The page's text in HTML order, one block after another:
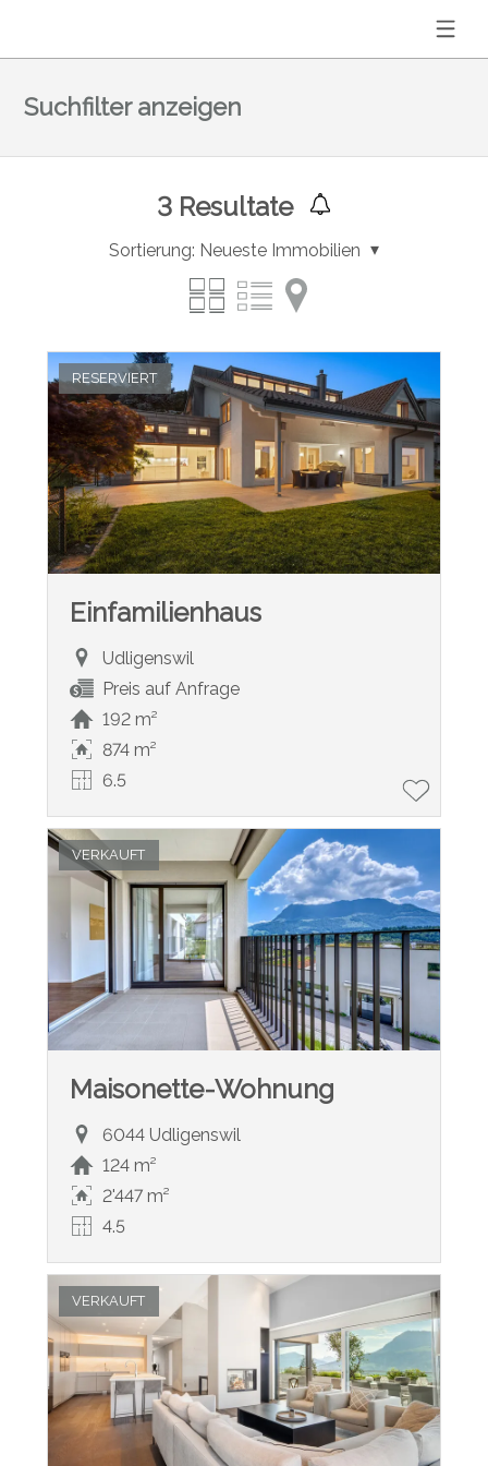
Suchfilter anzeigen
3Resultate
Sortierung: Neueste Immobilien
RESERVIERT
Einfamilienhaus
Udligenswil
Preis auf Anfrage
192 m²
874 m²
6.5
VERKAUFT
Maisonette-Wohnung
6044 Udligenswil
124 m²
2'447 m²
4.5
VERKAUFT